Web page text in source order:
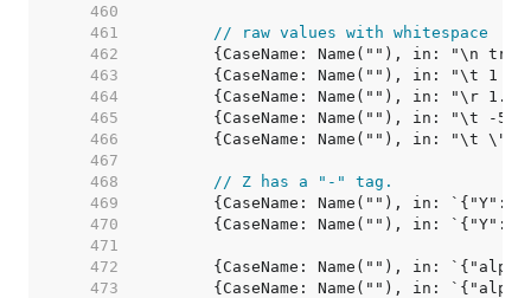
   460
   461
// raw values with whitespace
   462
   463
   464
   465
   466
   467
   468
// Z has a "-" tag.
   469
   470
   471
   472
   473